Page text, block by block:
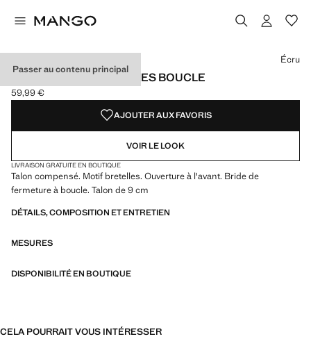
Passer au contenu principal
SANDALES COMPENSÉES BOUCLE
Prix actuel [59,99 € ]
59,99 €
Choisissez une couleur
Couleur Écru sélectionnée
Écru
AJOUTER AUX FAVORIS
VOIR LE LOOK
LIVRAISON GRATUITE EN BOUTIQUE
Talon compensé. Motif bretelles. Ouverture à l'avant. Bride de
fermeture à boucle. Talon de 9 cm
DÉTAILS, COMPOSITION ET ENTRETIEN
MESURES
DISPONIBILITÉ EN BOUTIQUE
CELA POURRAIT VOUS INTÉRESSER